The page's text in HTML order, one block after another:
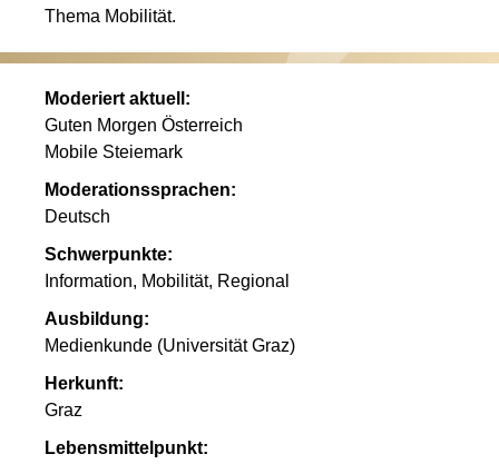
Thema Mobilität.
Moderiert aktuell:
Guten Morgen Österreich
Mobile Steiemark
Moderationssprachen:
Deutsch
Schwerpunkte:
Information, Mobilität, Regional
Ausbildung:
Medienkunde (Universität Graz)
Herkunft:
Graz
Lebensmittelpunkt: